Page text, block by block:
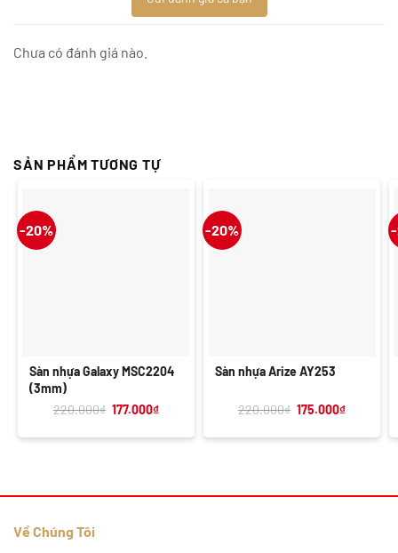
Chưa có đánh giá nào.
SẢN PHẨM TƯƠNG TỰ
-20%
Sàn nhựa Galaxy MSC2204
(3mm)
220.000₫ Giá
220.000₫.
177.000₫Giá
là:
-20%
Sàn nhựa Arize AY253
220.000₫ Giá
220.000₫.
175.000₫Giá
là:
Về Chúng Tôi